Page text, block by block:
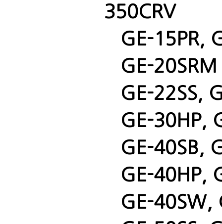
350CRV
GE-15PR,
GE-20SRM
GE-22SS,
GE-30HP,
GE-40SB,
GE-40HP,
GE-40SW,